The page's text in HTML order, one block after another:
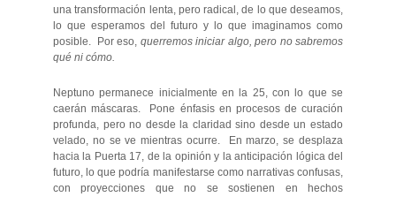
una transformación lenta, pero radical, de lo que deseamos,
lo que esperamos del futuro y lo que imaginamos como
posible. Por eso, querremos iniciar algo, pero no sabremos
qué ni cómo.
Neptuno permanece inicialmente en la 25, con lo que se
caerán máscaras. Pone énfasis en procesos de curación
profunda, pero no desde la claridad sino desde un estado
velado, no se ve mientras ocurre. En marzo, se desplaza
hacia la Puerta 17, de la opinión y la anticipación lógica del
futuro, lo que podría manifestarse como narrativas confusas,
con proyecciones que no se sostienen en hechos